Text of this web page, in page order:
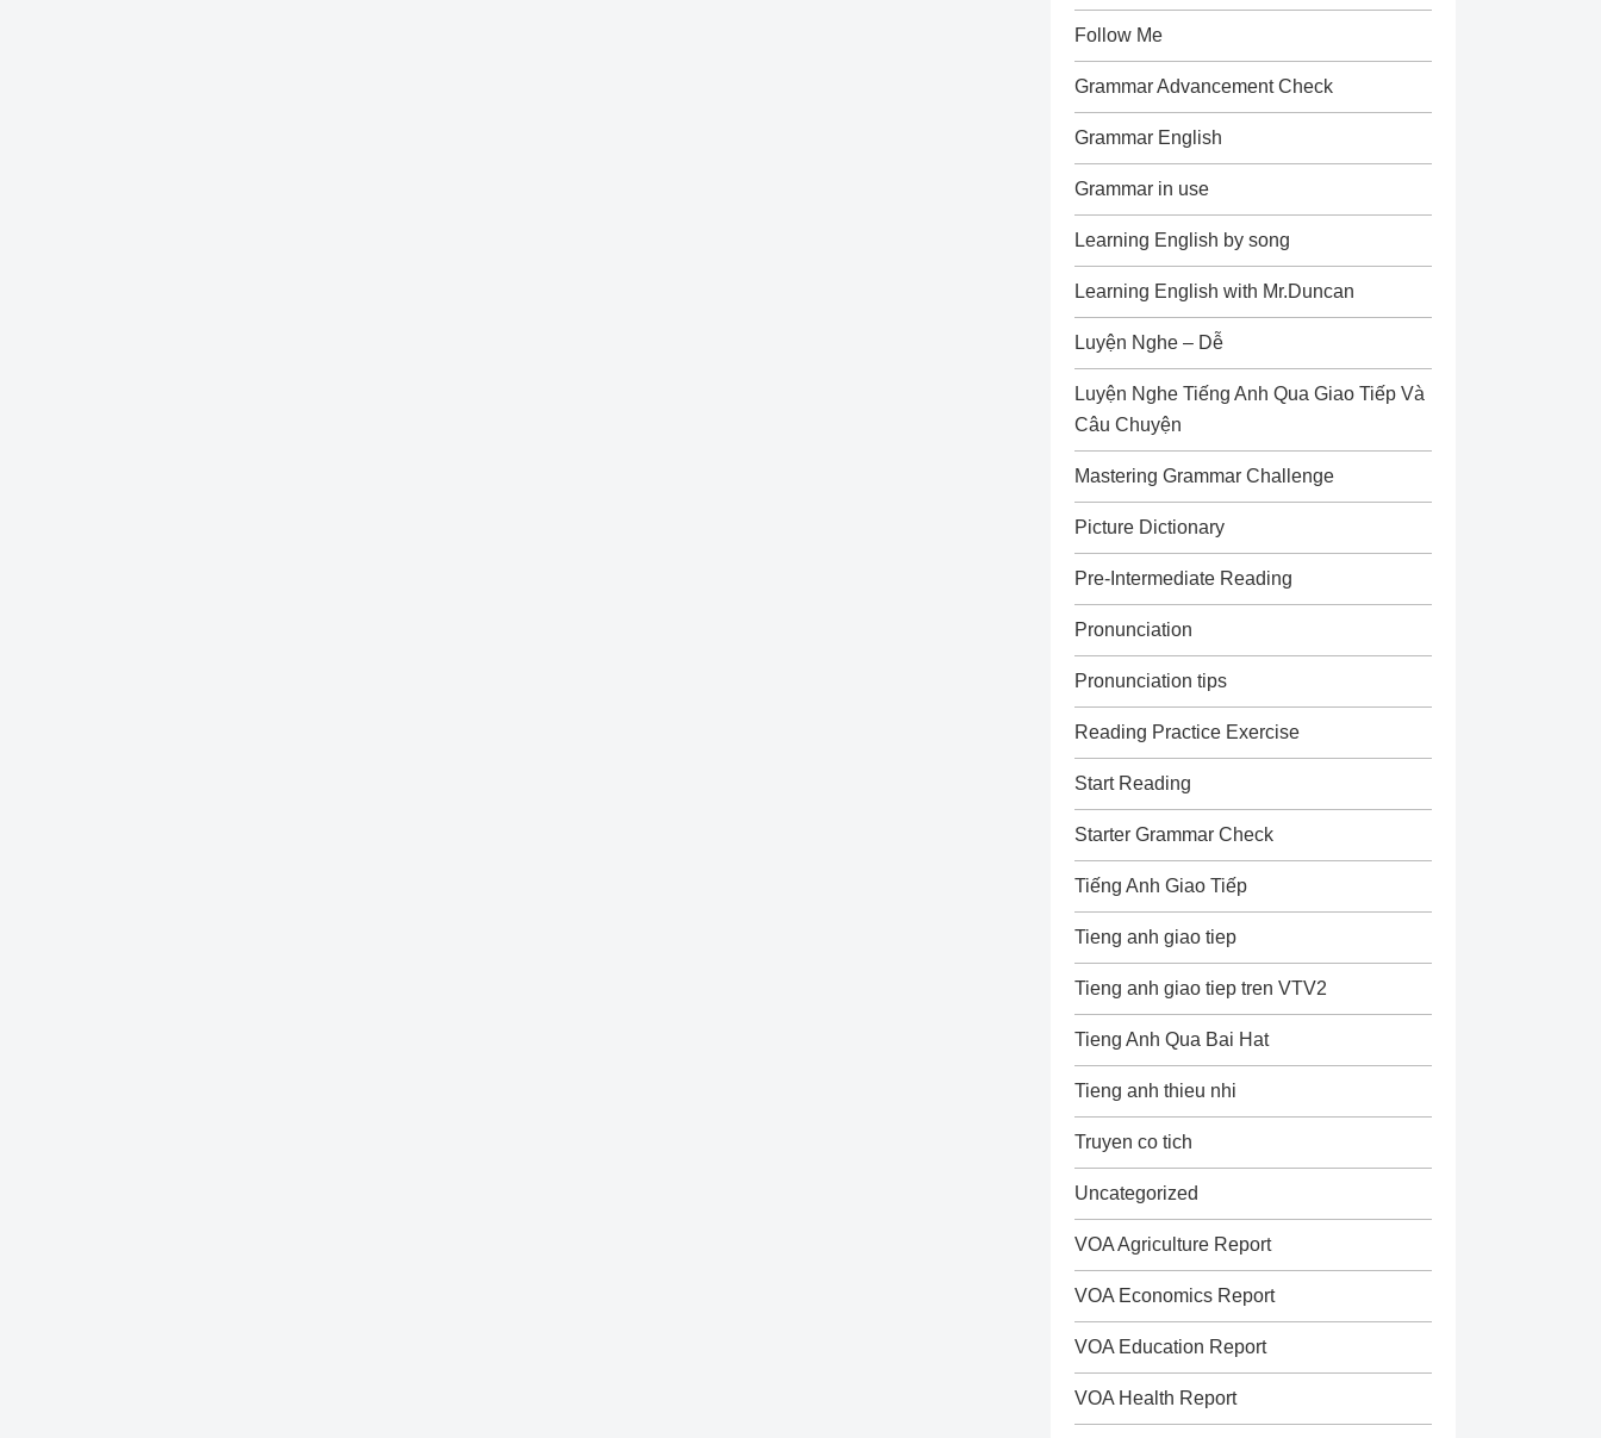
Follow Me
Grammar Advancement Check
Grammar English
Grammar in use
Learning English by song
Learning English with Mr.Duncan
Luyện Nghe – Dễ
Luyện Nghe Tiếng Anh Qua Giao Tiếp Và
Câu Chuyện
Mastering Grammar Challenge
Picture Dictionary
Pre-Intermediate Reading
Pronunciation
Pronunciation tips
Reading Practice Exercise
Start Reading
Starter Grammar Check
Tiếng Anh Giao Tiếp
Tieng anh giao tiep
Tieng anh giao tiep tren VTV2
Tieng Anh Qua Bai Hat
Tieng anh thieu nhi
Truyen co tich
Uncategorized
VOA Agriculture Report
VOA Economics Report
VOA Education Report
VOA Health Report